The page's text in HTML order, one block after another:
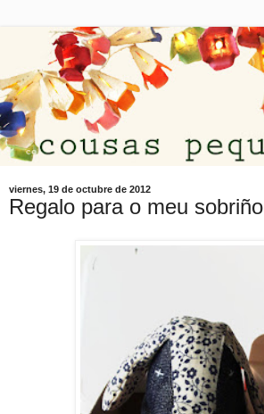
viernes, 19 de octubre de 2012
Regalo para o meu sobriño